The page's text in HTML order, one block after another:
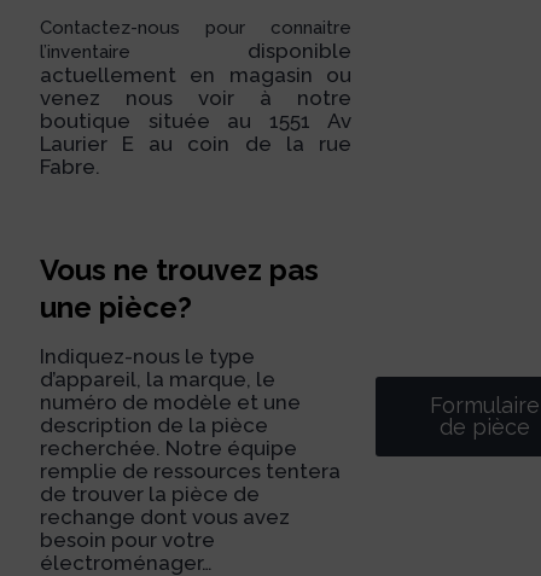
Contactez-nous pour connaitre
l’inventaire
disponible
actuellement en magasin ou
venez nous voir à notre
boutique située au 1551 Av
Laurier E au coin de la rue
Fabre.
Vous ne trouvez pas
une pièce?
Indiquez-nous le type
d’appareil, la marque, le
numéro de modèle et une
description de la pièce
recherchée. Notre équipe
remplie de ressources tentera
de trouver la pièce de
rechange dont vous avez
besoin pour votre
électroménager…
Formulaire
de pièce